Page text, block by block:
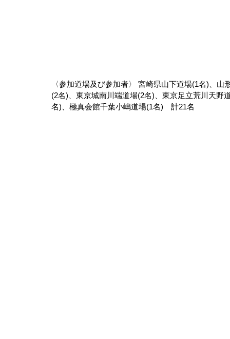
〈参加道場及び参加者〉 宮崎県山下道場(1名)、
(2名)、東京城南川端道場(2名)、東京足立荒川天野
名)、極真会館千葉小嶋道場(1名)　計21名